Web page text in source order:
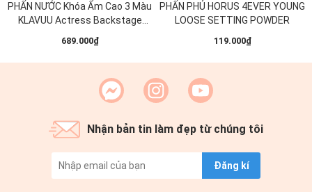
PHẤN NƯỚC Khóa Ẩm Cao 3 Màu
KLAVUU Actress Backstage
689.000₫
PHẤN PHỦ​ HORUS 4EVER YOUNG
LOOSE SETTING POWDER​
119.000₫
Nhận bản tin làm đẹp từ chúng tôi
Đăng kí